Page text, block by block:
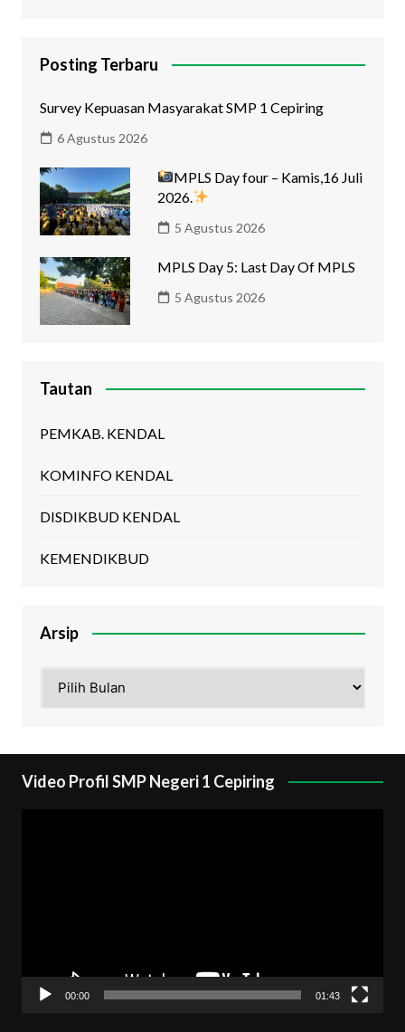
Posting Terbaru
Survey Kepuasan Masyarakat SMP 1 Cepiring
6 Agustus 2026
MPLS Day four – Kamis,16 Juli
2026.
5 Agustus 2026
MPLS Day 5: Last Day Of MPLS
5 Agustus 2026
Tautan
PEMKAB. KENDAL
KOMINFO KENDAL
DISDIKBUD KENDAL
KEMENDIKBUD
Arsip
Video Profil SMP Negeri 1 Cepiring
00:00 01:43